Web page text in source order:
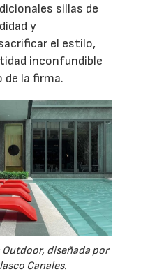
sillas de
y
el estilo,
inconfundible
de la firma.
Outdoor, diseñada por
Canales.